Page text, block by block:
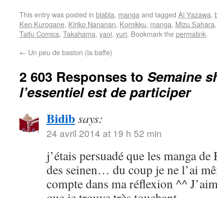
This entry was posted in blabla, mangaand tagged Ai Yazawa,
Ken Kurogane, Kiriko Nananan, Komikku, manga, Mizu Sahara
Taifu Comics, Takahama, yaoi, yuri. Bookmark thepermalink.
← Un peu de baston (la baffe)
2 603 Responses to Semaine
l’essentiel est de participer
Bidibsays:
24 avril 2014 at 19 h 52 min
j’étais persuadé que les manga
des seinen… du coup je ne l’ai
compte dans ma réflexion ^^